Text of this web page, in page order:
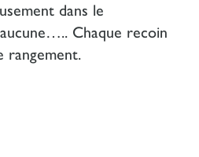
dans le
Chaque recoin
rangement.